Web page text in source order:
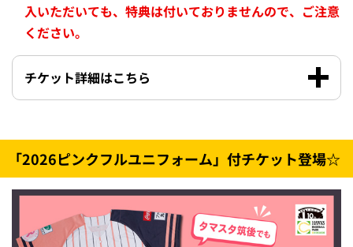
入いただいても、特典は付いておりませんので、ご注意
ください。
チケット詳細はこちら
「2026ピンクフルユニフォーム」付チケット登場☆